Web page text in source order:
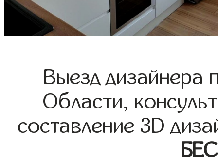
Выезд дизайнера
Области,
составление 3D